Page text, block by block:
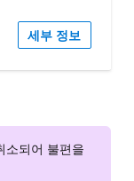
세부 정보
소되어 불편을